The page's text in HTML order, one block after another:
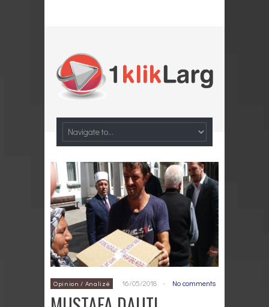
Opinion / Analizë 16/05/2018 - No comments